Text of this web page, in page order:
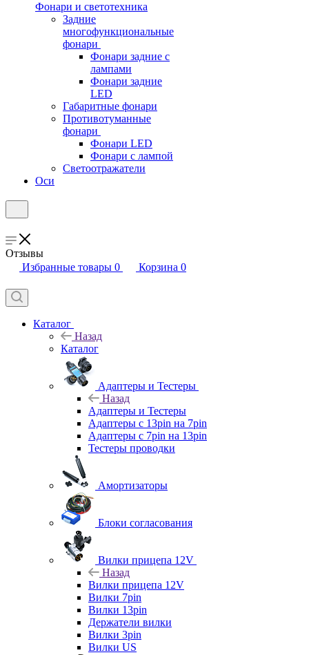
Фонари и светотехника
Задние
многофункциональные
фонари
Фонари задние с
лампами
Фонари задние
LED
Габаритные фонари
Противотуманные
фонари
Фонари LED
Фонари с лампой
Светоотражатели
Оси
Отзывы
Избранные товары 0 Корзина 0
Каталог
Назад
Каталог
Адаптеры и Тестеры
Назад
Адаптеры и Тестеры
Адаптеры с 13pin на 7pin
Адаптеры с 7pin на 13pin
Тестеры проводки
Амортизаторы
Блоки согласования
Вилки прицепа 12V
Назад
Вилки прицепа 12V
Вилки 7pin
Вилки 13pin
Держатели вилки
Вилки 3pin
Вилки US